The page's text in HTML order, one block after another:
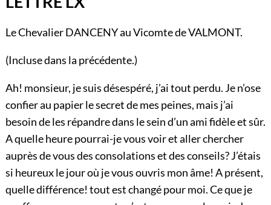
Le Chevalier DANCENY au Vicomte de VALMONT.
(Incluse dans la précédente.)
Ah! monsieur, je suis désespéré, j’ai tout perdu. Je n’ose
confier au papier le secret de mes peines, mais j’ai
besoin de les répandre dans le sein d’un ami fidèle et sûr.
A quelle heure pourrai-je vous voir et aller chercher
auprès de vous des consolations et des conseils? J’étais
si heureux le jour où je vous ouvris mon âme! A présent,
quelle différence! tout est changé pour moi. Ce que je